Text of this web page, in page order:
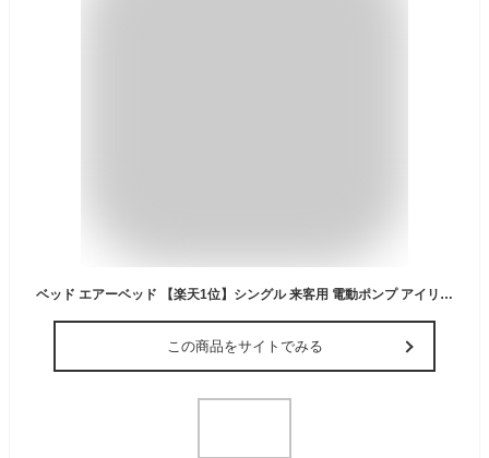
ベッド エアーベッド 【楽天1位】シングル 来客用 電動ポンプ アイリスオーヤマ【レビュー評価★4以上】エアベッド マットレス キャンプ アウトドア 車中泊 防災 電動式 コンパクト 収納付き 収納バッグ 硬め やわらか 持ち運び簡単PEAB-250S
この商品をサイトでみる